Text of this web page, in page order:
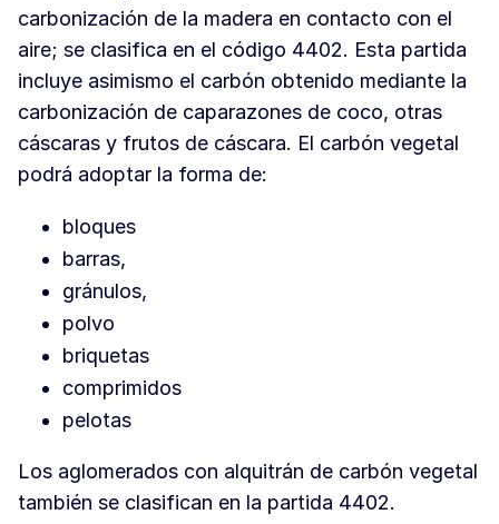
carbonización de la madera en contacto con el
aire; se clasifica en el código 4402. Esta partida
incluye asimismo el carbón obtenido mediante la
carbonización de caparazones de coco, otras
cáscaras y frutos de cáscara. El carbón vegetal
podrá adoptar la forma de:
bloques
barras,
gránulos,
polvo
briquetas
comprimidos
pelotas
Los aglomerados con alquitrán de carbón vegetal
también se clasifican en la partida 4402.